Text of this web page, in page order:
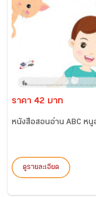
ราคา 42 บาท
หนังสือสอนอ่าน ABC หนู
ดูรายละเอียด